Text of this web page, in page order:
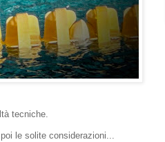
tecniche.
le solite considerazioni...